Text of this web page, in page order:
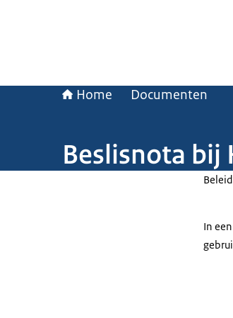
Home Documenten
Beslisnota bij
In